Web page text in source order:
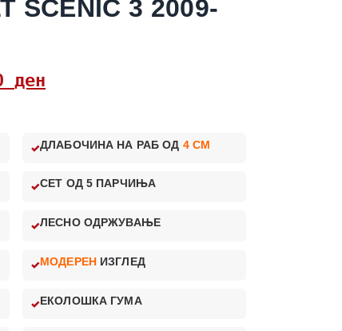
SCENIC 3 2009-
ден
ДЛАБОЧИНА НА РАБ ОД 4 CM
СЕТ ОД 5 ПАРЧИЊА
ЛЕСНО ОДРЖУВАЊЕ
МОДЕРЕН ИЗГЛЕД
ЕКОЛОШКА ГУМА